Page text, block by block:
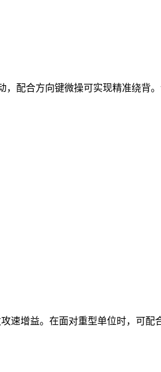
配合方向键微操可实现精准绕背
速增益。在面对重型单位时，可配